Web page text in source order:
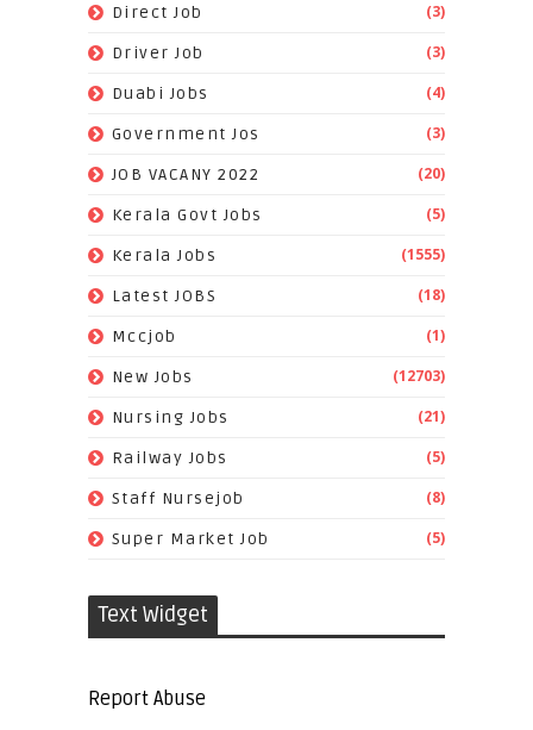
Direct Job (3)
Driver Job (3)
Duabi Jobs (4)
Government Jos (3)
JOB VACANY 2022 (20)
Kerala Govt Jobs (5)
Kerala Jobs (1555)
Latest JOBS (18)
Mccjob (1)
New Jobs (12703)
Nursing Jobs (21)
Railway Jobs (5)
Staff Nursejob (8)
Super Market Job (5)
Text Widget
Report Abuse